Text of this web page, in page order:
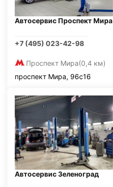
Автосервис Проспект Мира
+7 (495) 023-42-98
Проспект Мира(0,4 км)
проспект Мира, 96с16
Автосервис Зеленоград